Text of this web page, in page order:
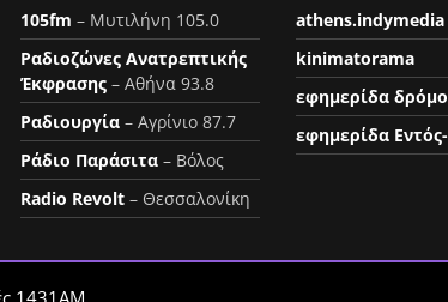
105fm – Μυτιλήνη 105.0
Ραδιοζώνες Ανατρεπτικής
Έκφρασης – Αθήνα 93.8
Ραδιουργία – Αγρίνιο 87.7
Ράδιο Παράσιτα – Βόλος
Radio Revolt – Θεσσαλονίκη
athens.indymedia
kinimatorama
εφημερίδα
εφημερίδα
1431AM